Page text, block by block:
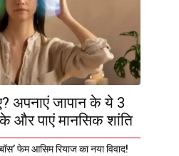
अपनाएं जापान के ये 3
और पाएं मानसिक शांति
बॉस’ फेम आसिम रियाज का नया विवाद!